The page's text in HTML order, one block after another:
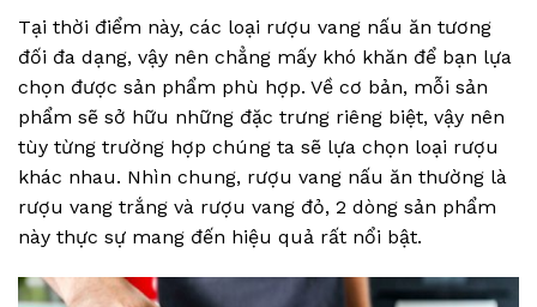
Tại thời điểm này, các loại rượu vang nấu ăn tương
đối đa dạng, vậy nên chẳng mấy khó khăn để bạn lựa
chọn được sản phẩm phù hợp. Về cơ bản, mỗi sản
phẩm sẽ sở hữu những đặc trưng riêng biệt, vậy nên
tùy từng trường hợp chúng ta sẽ lựa chọn loại rượu
khác nhau. Nhìn chung, rượu vang nấu ăn thường là
rượu vang trắng và rượu vang đỏ, 2 dòng sản phẩm
này thực sự mang đến hiệu quả rất nổi bật.